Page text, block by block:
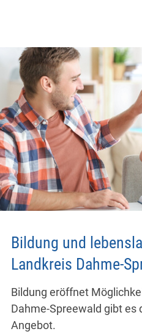
Bildung und
Landkreis Dahme-
Bildung eröffnet
Dahme-Spreewald gibt es
Angebot.